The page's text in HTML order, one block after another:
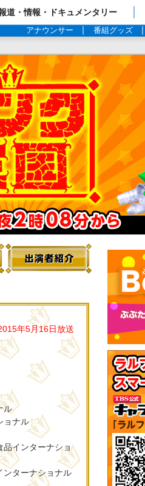
道・情報・ドキュメンタリー
アナウンサー 番組グッズ
年5月16日放送
ル
ョナル
インターナショ
ターナショナル